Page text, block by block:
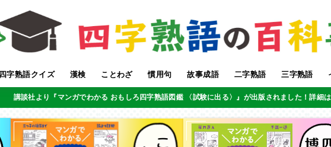
四字熟語クイズ 漢検 ことわざ 慣用句 故事成語 二字熟語 三字熟語
講談社より『マンガでわかる おもしろ四字熟語図鑑 〈試験に出る〉』が出版されました！詳細